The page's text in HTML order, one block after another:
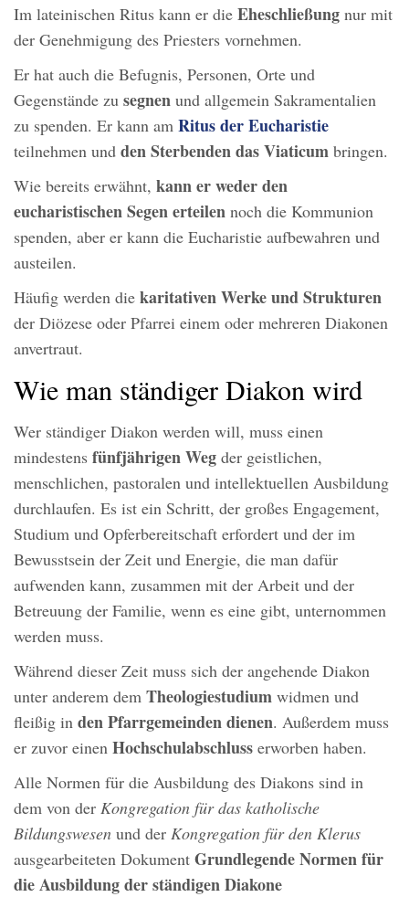
Im lateinischen Ritus kann er die Eheschließung nur mit
der Genehmigung des Priesters vornehmen.
Er hat auch die Befugnis, Personen, Orte und
Gegenstände zu segnen und allgemein Sakramentalien
zu spenden. Er kann am Ritus der Eucharistie
teilnehmen und den Sterbenden das Viaticum bringen.
Wie bereits erwähnt, kann er weder den
eucharistischen Segen erteilen noch die Kommunion
spenden, aber er kann die Eucharistie aufbewahren und
austeilen.
Häufig werden die karitativen Werke und Strukturen
der Diözese oder Pfarrei einem oder mehreren Diakonen
anvertraut.
Wie man ständiger Diakon wird
Wer ständiger Diakon werden will, muss einen
mindestens fünfjährigen Weg der geistlichen,
menschlichen, pastoralen und intellektuellen Ausbildung
durchlaufen. Es ist ein Schritt, der großes Engagement,
Studium und Opferbereitschaft erfordert und der im
Bewusstsein der Zeit und Energie, die man dafür
aufwenden kann, zusammen mit der Arbeit und der
Betreuung der Familie, wenn es eine gibt, unternommen
werden muss.
Während dieser Zeit muss sich der angehende Diakon
unter anderem dem Theologiestudium widmen und
fleißig in den Pfarrgemeinden dienen. Außerdem muss
er zuvor einen Hochschulabschluss erworben haben.
Alle Normen für die Ausbildung des Diakons sind in
dem von der Kongregation für das katholische
Bildungswesen und der Kongregation für den Klerus
ausgearbeiteten Dokument Grundlegende Normen für
die Ausbildung der ständigen Diakone